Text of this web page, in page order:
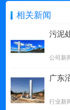
相关新闻
污泥
公司新
广东
行业新